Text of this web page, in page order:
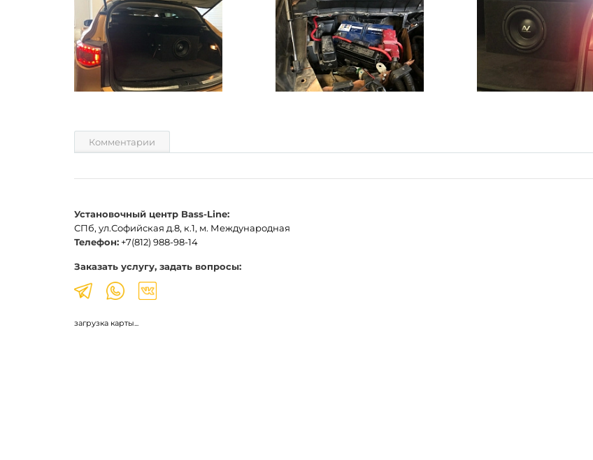
Комментарии
Установочный центр Bass-Line:
СПб, ул.Софийская д.8, к.1, м. Международная
Телефон: +7(812) 988-98-14
Заказать услугу, задать вопросы:
загрузка карты...